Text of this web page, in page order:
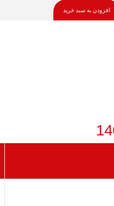
افزودن به سبد خرید